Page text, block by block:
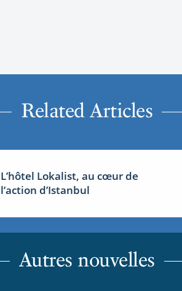
Related Articles
L’hôtel Lokalist, au cœur de
l’action d’Istanbul
Autres nouvelles